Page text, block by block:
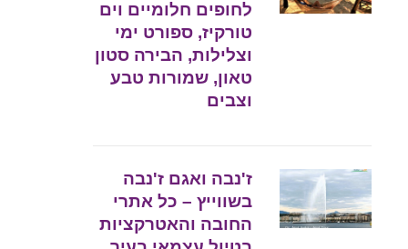
לחופים חלומיים וים
טורקיז, ספורט ימי
וצלילות, הבירה סטון
טאון, שמורות טבע
וצבים
ז'נבה ואגם ז'נבה
בשווייץ – כל אתרי
החובה והאטרקציות